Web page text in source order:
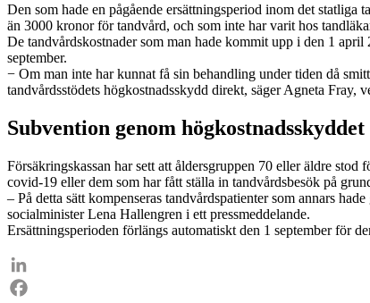
Den som hade en pågående ersättningsperiod inom det statliga
än 3000 kronor för tandvård, och som inte har varit hos
De tandvårdskostnader som man hade kommit upp i den 1
september.
− Om man inte har kunnat få sin behandling under tiden då
tandvårdsstödets högkostnadsskydd direkt, säger Agneta Fray,
Subvention genom högkostnadsskyddet
Försäkringskassan har sett att åldersgruppen 70 eller äldre
covid-19 eller dem som har fått ställa in tandvårdsbesök på
– På detta sätt kompenseras tandvårdspatienter som annars
socialminister Lena Hallengren i ett pressmeddelande.
Ersättningsperioden förlängs automatiskt den 1 september för
LinkedIn